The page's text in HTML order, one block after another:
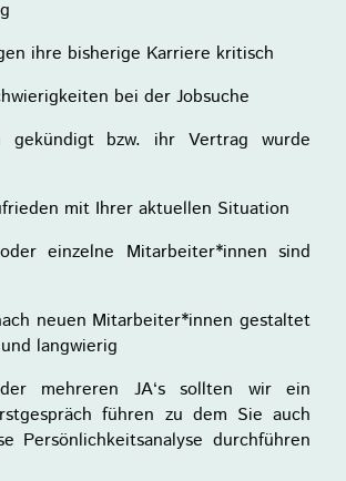
ihre bisherige Karriere kritisch
bei der Jobsuche
bzw. ihr Vertrag wurde
mit Ihrer aktuellen Situation
einzelne Mitarbeiter*innen sind
neuen Mitarbeiter*innen gestaltet
langwierig
mehreren JA‘s sollten wir ein
führen zu dem Sie auch
Persönlichkeitsanalyse durchführen